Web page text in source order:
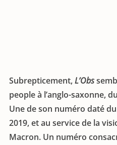
Subrepticement,L’Obs
people à l’anglo-saxonne,
Une de son numéro daté
2019, et au service de la
Macron. Un numéro